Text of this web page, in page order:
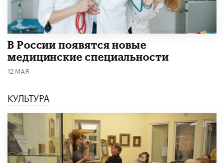
В России появятся новые
медицинские специальности
12 МАЯ
КУЛЬТУРА